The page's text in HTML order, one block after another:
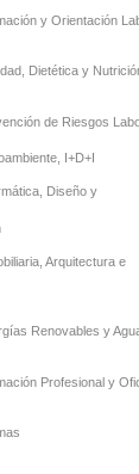
y Orientación
Dietética y
de Riesgos
I+D+I
Diseño y
Arquitectura e
Renovables y
Profesional y